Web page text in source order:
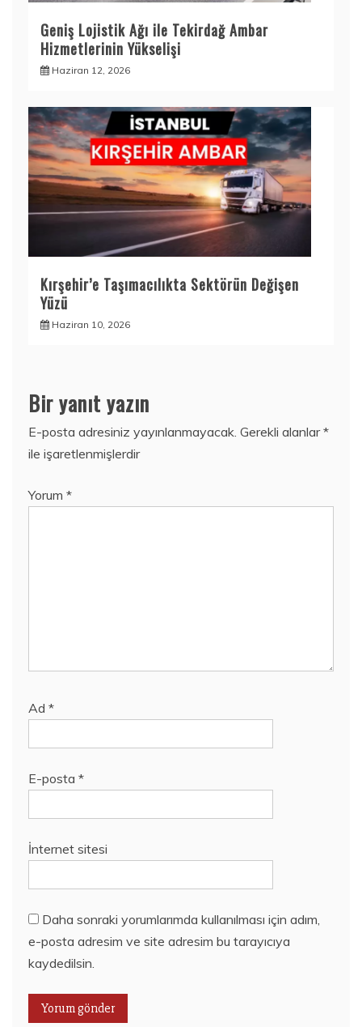
Geniş Lojistik Ağı ile Tekirdağ Ambar
Hizmetlerinin Yükselişi
Haziran 12, 2026
Kırşehir’e Taşımacılıkta Sektörün Değişen
Yüzü
Haziran 10, 2026
Bir yanıt yazın
E-posta adresiniz yayınlanmayacak. Gerekli alanlar*
ile işaretlenmişlerdir
Yorum *
Ad *
E-posta *
İnternet sitesi
Daha sonraki yorumlarımda kullanılması için adım,
e-posta adresim ve site adresim bu tarayıcıya
kaydedilsin.